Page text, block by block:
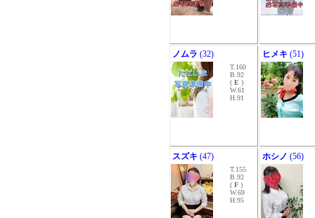
ノムラ (32)
T.160
B.92
( E )
W.61
H.91
ヒメキ (51)
スズキ (47)
T.155
B.92
( F )
W.69
H.95
ホシノ (56)